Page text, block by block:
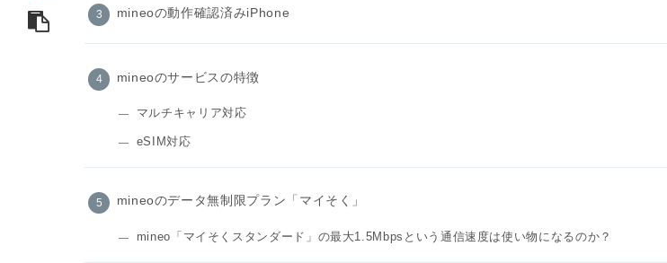
mineoの動作確認済みiPhone
mineoのサービスの特徴
マルチキャリア対応
eSIM対応
mineoのデータ無制限プラン「マイそく」
mineo「マイそくスタンダード」の最大1.5Mbpsという通信速度は使い物になるのか？